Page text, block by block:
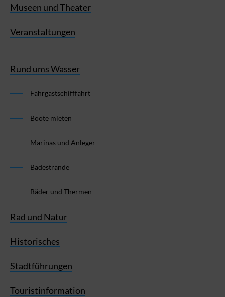
Museen und Theater
Veranstaltungen
Rund ums Wasser
Fahrgastschifffahrt
Boote mieten
Marinas und Anleger
Badestrände
Bäder und Thermen
Rad und Natur
Historisches
Stadtführungen
Touristinformation